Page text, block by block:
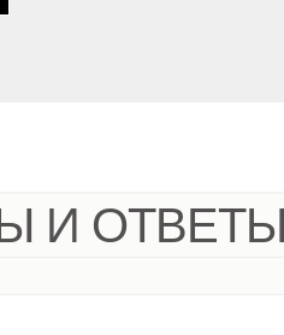
И